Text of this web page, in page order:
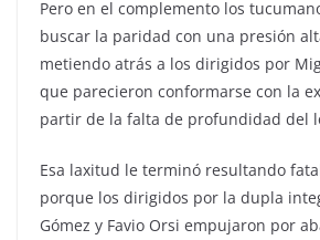
Pero en el complemento los
buscar la paridad con una presión
metiendo atrás a los dirigidos por
que parecieron conformarse con la
partir de la falta de profundidad del
Esa laxitud le terminó resultando
porque los dirigidos por la dupla
Gómez y Favio Orsi empujaron por